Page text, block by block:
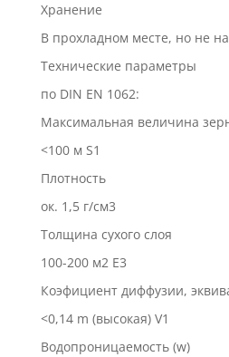
Хранение
В прохладном месте, но не
Технические параметры
по DIN EN 1062:
Максимальная величина
<100 м S1
Плотность
ок. 1,5 г/см3
Толщина сухого слоя
100-200 м2 E3
Коэфициент диффузии,
<0,14 m (высокая) V1
Водопроницаемость (w)